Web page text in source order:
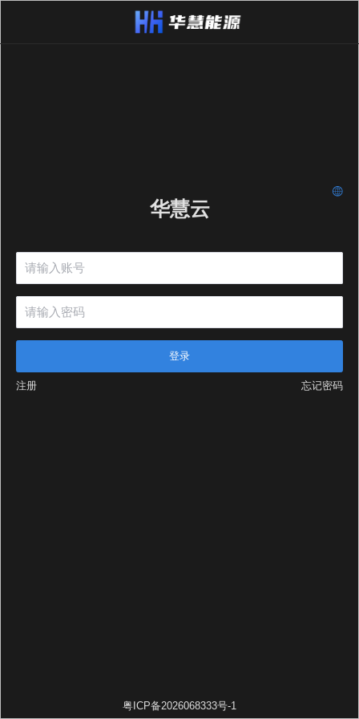
华慧云
登录
注册 忘记密码
粤ICP备2026068333号-1